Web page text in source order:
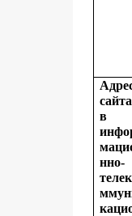
сайта
в
нно-